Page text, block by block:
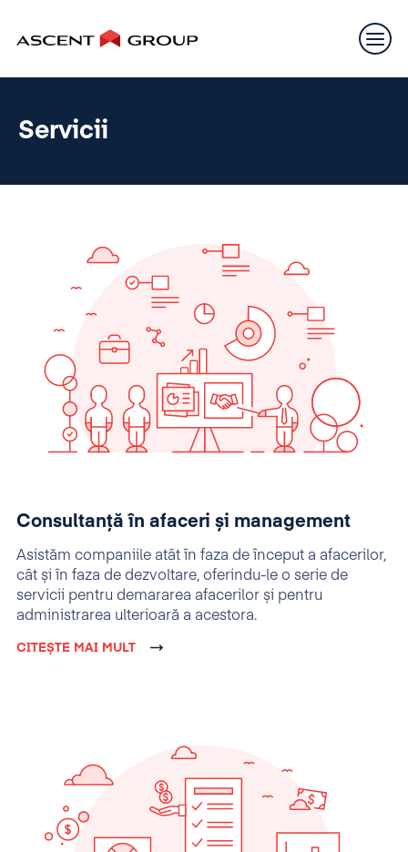
Servicii
Consultanță în afaceri și management
Asistăm companiile atât în faza de început a afacerilor,
cât și în faza de dezvoltare, oferindu-le o serie de
servicii pentru demararea afacerilor și pentru
administrarea ulterioară a acestora.
CITEȘTE MAI MULT